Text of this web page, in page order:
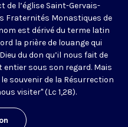
de l’église Saint-Gervais-
Fraternités Monastiques de
est dérivé du terme latin
la prière de louange qui
du don qu’il nous fait de
sous son regard. Mais
souvenir de la Résurrection
visiter" (Lc 1,28).